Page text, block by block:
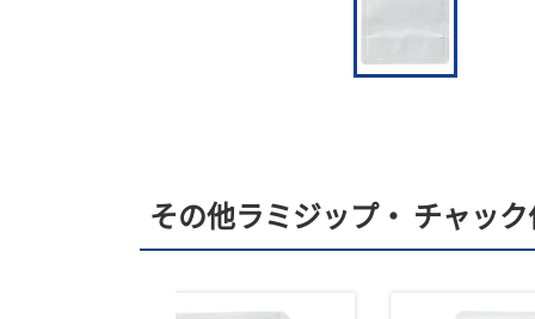
その他ラミジップ・ チャッ